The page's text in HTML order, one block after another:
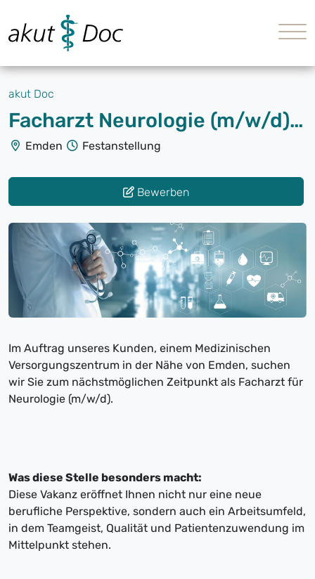
akut Doc
Facharzt Neurologie (m/w/d) Voll- oder Teilzeit
Emden Festanstellung
Bewerben
Im Auftrag unseres Kunden, einem Medizinischen
Versorgungszentrum in der Nähe von Emden, suchen
wir Sie zum nächstmöglichen Zeitpunkt als Facharzt für
Neurologie (m/w/d).
Was diese Stelle besonders macht:
Diese Vakanz eröffnet Ihnen nicht nur eine neue
berufliche Perspektive, sondern auch ein Arbeitsumfeld,
in dem Teamgeist, Qualität und Patientenzuwendung im
Mittelpunkt stehen.